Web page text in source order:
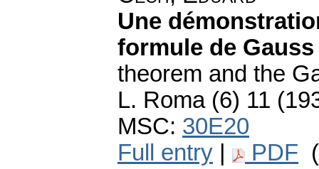
Une
formule de Gauss
theorem and the
L. Roma (6) 11
MSC: 30E20
Full entry
PDF